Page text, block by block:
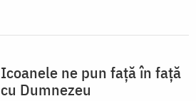
Icoanele ne pun față în față
cu Dumnezeu